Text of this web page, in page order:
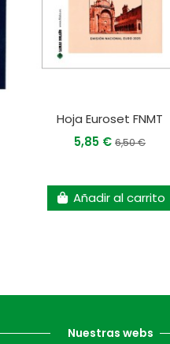
Hoja Euroset FNMT
5,85 €6,50 €
Añadir al carrito
Nuestras webs